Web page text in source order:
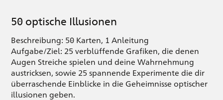
50 optische Illusionen
Beschreibung: 50 Karten, 1 Anleitung
Aufgabe/Ziel: 25 verblüffende Grafiken, die denen
Augen Streiche spielen und deine Wahrnehmung
austricksen, sowie 25 spannende Experimente die dir
überraschende Einblicke in die Geheimnisse optischer
illusionen geben.